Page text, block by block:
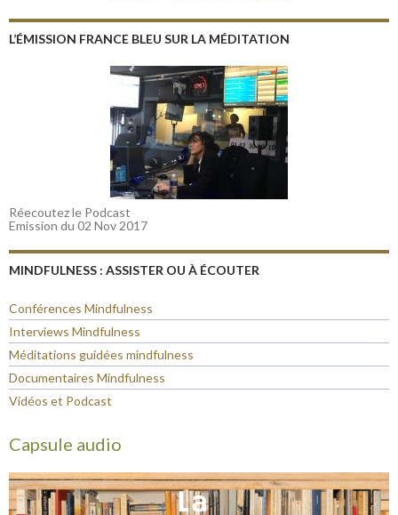
L’ÉMISSION FRANCE BLEU SUR LA MÉDITATION
Réecoutez le Podcast
Emission du 02 Nov 2017
MINDFULNESS : ASSISTER OU À ÉCOUTER
Conférences Mindfulness
Interviews Mindfulness
Méditations guidées mindfulness
Documentaires Mindfulness
Vidéos et Podcast
Capsule audio